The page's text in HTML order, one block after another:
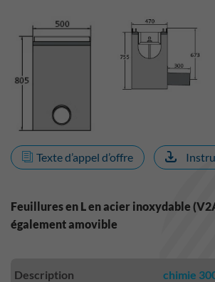
Texte d’appel d’offre
Feuillures en L en acier inoxydable
également amovible
Description
chimie